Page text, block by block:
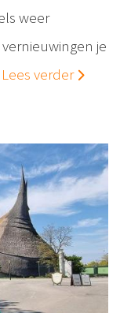
weer
je
Lees verder